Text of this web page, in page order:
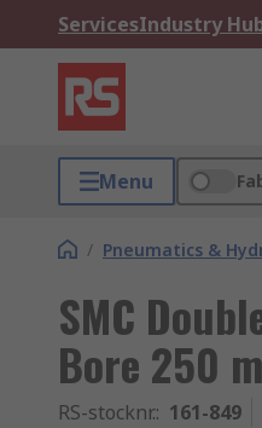
ServicesIndustry
Menu
/ Pneumatics &
SMC
Bore 250
RS-stocknr.: 161-849